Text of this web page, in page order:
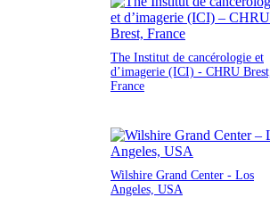
The Institut de cancérologie et
d’imagerie (ICI) - CHRU Brest,
France
Wilshire Grand Center - Los
Angeles, USA